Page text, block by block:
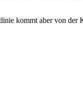
kommt aber von